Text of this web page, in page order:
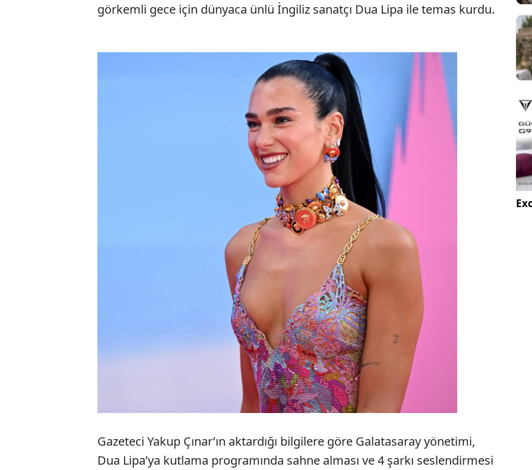
görkemli gece için dünyaca ünlü İngiliz sanatçı Dua Lipa ile temas kurdu.
Gazeteci Yakup Çınar’ın aktardığı bilgilere göre Galatasaray yönetimi,
Dua Lipa’ya kutlama programında sahne alması ve 4 şarkı seslendirmesi